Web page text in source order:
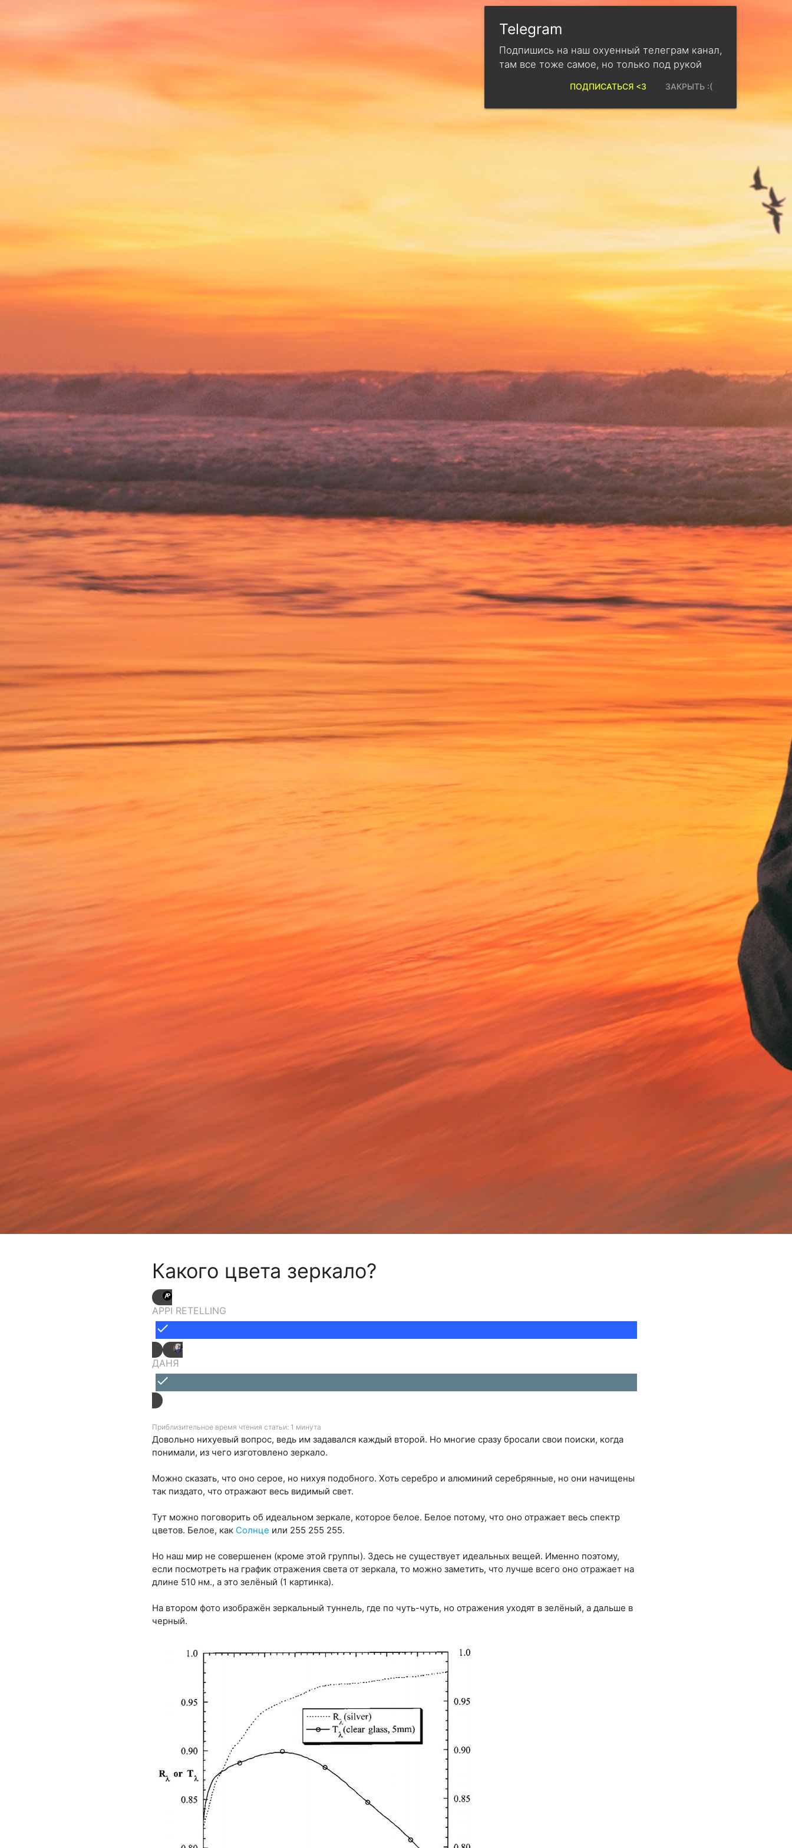
Какого цвета зеркало?
APPI RETELLING
done
ДАНЯ
done
Приблизительное время чтения статьи: 1 минута
Довольно нихуевый вопрос, ведь им задавался каждый второй. Но многие сразу бросали свои поиски, когда
понимали, из чего изготовлено зеркало.
Можно сказать, что оно серое, но нихуя подобного. Хоть серебро и алюминий серебрянные, но они начищены
так пиздато, что отражают весь видимый свет.
Тут можно поговорить об идеальном зеркале, которое белое. Белое потому, что оно отражает весь спектр
цветов. Белое, как Солнце или 255 255 255.
Но наш мир не совершенен (кроме этой группы). Здесь не существует идеальных вещей. Именно поэтому,
если посмотреть на график отражения света от зеркала, то можно заметить, что лучше всего оно отражает на
длине 510 нм., а это зелёный (1 картинка).
На втором фото изображён зеркальный туннель, где по чуть-чуть, но отражения уходят в зелёный, а дальше в
черный.
Telegram
Подпишись на наш охуенный телеграм канал,
там все тоже самое, но только под рукой
ЗАКРЫТЬ :(
ПОДПИСАТЬСЯ <3